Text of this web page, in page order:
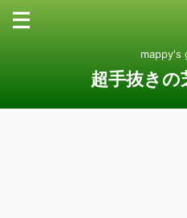
mappy's
超手抜きの